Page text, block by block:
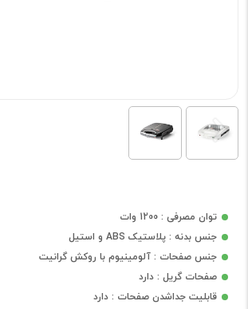
توان مصرفی : 1200 وات
جنس بدنه : پلاستیک ABS و استیل
جنس صفحات : آلومینیوم با روکش گرانیت
صفحات گریل : دارد
قابلیت جداشدن صفحات : دارد